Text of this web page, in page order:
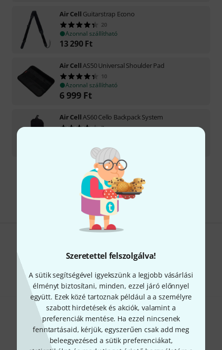
Szeretettel felszolgálva!
A sütik segítségével igyekszünk a legjobb vásárlási
élményt biztosítani, minden, ezzel járó előnnyel
együtt. Ezek közé tartoznak például a a személyre
szabott hirdetések és akciók, valamint a
preferenciák mentése. Ha ezzel nincsenek
fenntartásaid, kérjük, egyszerűen csak add meg
beleegyezésed a sütik preferenciákat,
Air Cell Guitarstrap Econo
20
Azonnal szállítható
13 290 Ft
Air CellAS50 Universal Shoulder Pad
10
Azonnal szállítható
6 999 Ft
Air CellAS60 Cello Backpack System
7
Ft
Díjmentes szállítás 79 000 Ft fölött
Minden ár tartalmazza az ÁFÁ-t